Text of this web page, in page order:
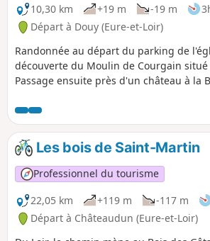
10,30 km
+19 m -19 m
Départ à Douy (Eure-et-Loir)
Randonnée au départ du parking de
découverte du Moulin de Courgain
Passage ensuite près d'un château à la
passerelle de Vouvray jusqu'au vieux
Saint-Pierre. Le retour s'effectue en
itinéraire puis s'en écarte pour
Basse Plaine où nous pouvons découvrir
que des hérons cendrés. La fin de la
un autre pont sur le Loir puis à proximité
Prieuré avant de regagner l'église de
Les bois de Saint-Martin
Professionnel du tourisme
22,05 km
+119 m -117 m
Départ à Châteaudun (Eure-et-Loir)